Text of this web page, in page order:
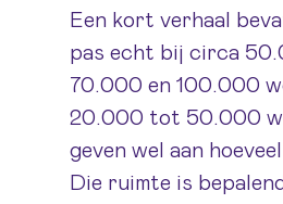
Een kort verhaal
pas echt bij circa
70.000 en 100.000
20.000 tot 50.000
geven wel aan
Die ruimte is